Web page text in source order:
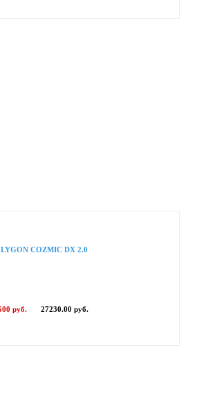
COZMIC DX 2.0
руб. 27230.00 руб.